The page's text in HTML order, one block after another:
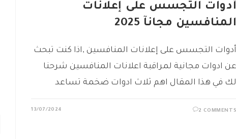
أدوات التجسس على إعلانات
المنافسين مجانآ 2025
أدوات التجسس على إعلانات المنافسين ,اذا كنت تبحث
عن ادوات مجانية لمراقبة اعلانات المنافسين شرحنا
لك في هذا المقال اهم ثلاث ادوات ضخمة تساعد
2 COMMENTS
13/07/2024